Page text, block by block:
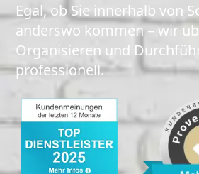
Egal, ob Sie innerhalb von
anderswo kommen – wir
Organisieren und
professionell.